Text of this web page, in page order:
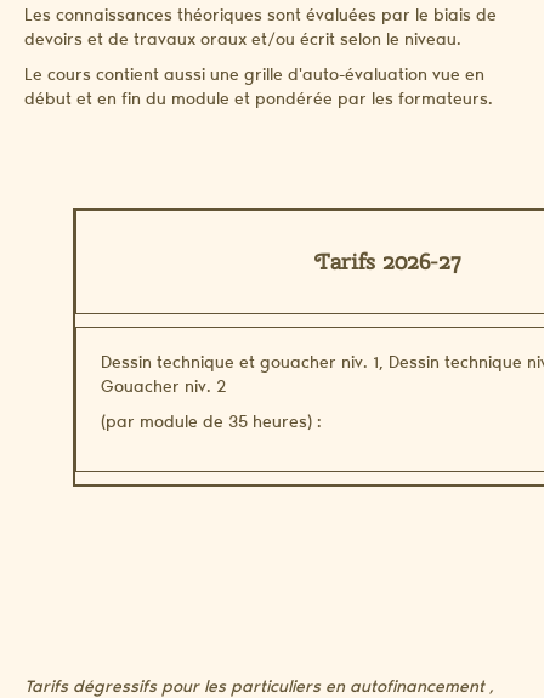
Les connaissances théoriques sont évaluées par le biais de
devoirs et de travaux oraux et/ou écrit selon le niveau.
Le cours contient aussi une grille d'auto-évaluation vue en
début et en fin du module et pondérée par les formateurs.
Tarifs 2026-27
Dessin technique et gouacher niv. 1, Dessin technique
Gouacher niv. 2
(par module de 35 heures) :
Tarifs dégressifs pour les particuliers en autofinancement ,